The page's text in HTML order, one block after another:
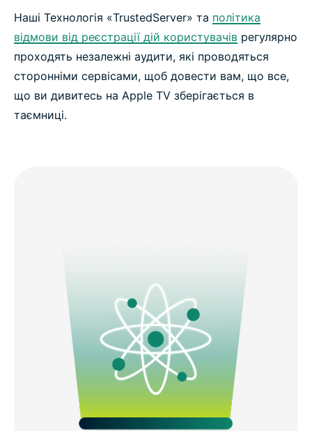
Наші Технологія «TrustedServer» та політика
відмови від реєстрації дій користувачів регулярно
проходять незалежні аудити, які проводяться
сторонніми сервісами, щоб довести вам, що все,
що ви дивитесь на Apple TV зберігається в
таємниці.